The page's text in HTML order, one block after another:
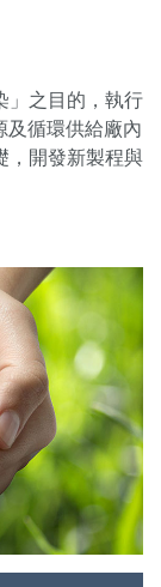
」之目的，執行
及循環供給廠內
，開發新製程與